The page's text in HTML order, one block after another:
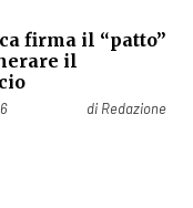
firma il “patto”
il
di Redazione